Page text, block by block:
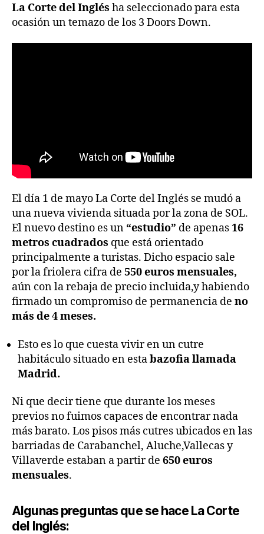
La Corte del Inglés ha seleccionado para esta
ocasión un temazo de los 3 Doors Down.
El día 1 de mayo La Corte del Inglés se mudó a
una nueva vivienda situada por la zona de SOL.
El nuevo destino es un “estudio” de apenas16
metros cuadrados que está orientado
principalmente a turistas. Dicho espacio sale
por la friolera cifra de 550 euros mensuales,
aún con la rebaja de precio incluida,y habiendo
firmado un compromiso de permanencia de no
más de 4 meses.
Esto es lo que cuesta vivir en un cutre
habitáculo situado en estabazofia llamada
Madrid.
Ni que decir tiene que durante los meses
previos no fuimos capaces de encontrar nada
más barato. Los pisos más cutres ubicados en las
barriadas de Carabanchel, Aluche,Vallecas y
Villaverde estaban a partir de 650 euros
mensuales.
Algunas preguntas que se hace La Corte
del Inglés: